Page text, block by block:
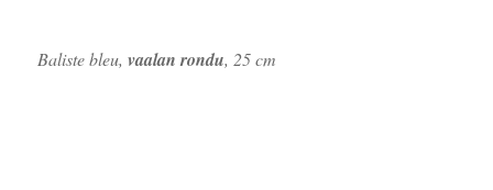
Baliste bleu,vaalan rondu, 25 cm